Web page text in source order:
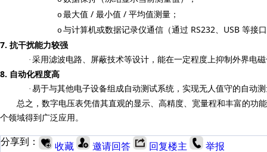
o 最大值 / 最小值 / 平均值测量；
o 与计算机或数据记录仪通信（通过 RS232、 USB 等接
7. 抗干扰能力较强
· 采用滤波电路、屏蔽技术等设计，能在一定程度上抑制外界电
8. 自动化程度高
· 易于与其他电子设备组成自动测试系统，实现无人值守的自动
总之，数字电压表凭借其直观的显示、高精度、宽量程和丰富的功
个领域得到广泛应用。
分享到： 收藏 邀请回答 回复楼主 举报